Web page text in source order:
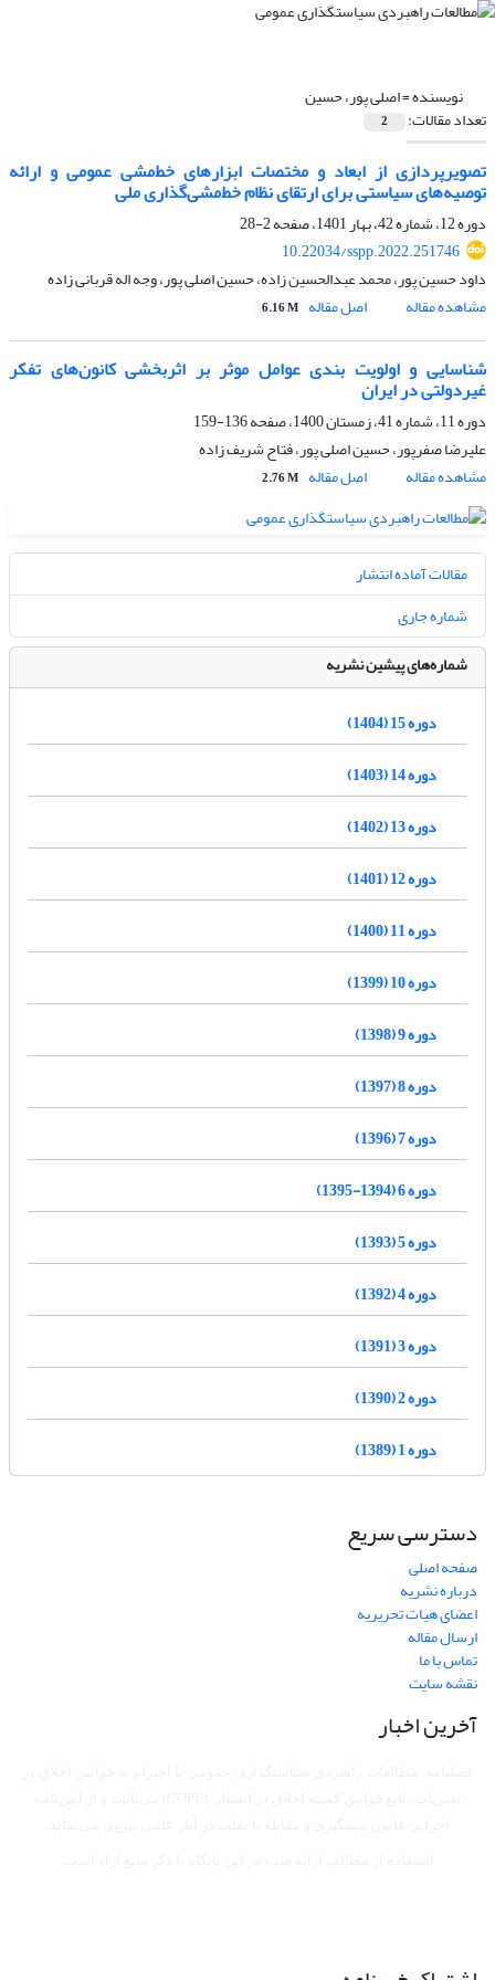
نویسنده =اصلی پور، حسین
تعداد مقالات: 2
تصویرپردازی از ابعاد و مختصات ابزارهای خط‌مشی عمومی و ارائه
توصیه‌های سیاستی برای ارتقای نظام خط‌مشی‌گذاری ملی
دوره 12، شماره 42، بهار 1401، صفحه
2-28
10.22034/sspp.2022.251746
داود حسین پور، محمد عبدالحسین زاده، حسین اصلی پور، وجه اله قربانی زاده
مشاهده مقاله
اصل مقاله 6.16 M
شناسایی و اولویت بندی عوامل موثر بر اثربخشی کانون‌های تفکر
غیردولتی در ایران
دوره 11، شماره 41، زمستان 1400، صفحه
136-159
علیرضا صفرپور، حسین اصلی پور، فتاح شریف زاده
مشاهده مقاله
اصل مقاله 2.76 M
مقالات آماده انتشار
شماره جاری
شماره‌های پیشین نشریه
دوره 15 (1404)
دوره 14 (1403)
دوره 13 (1402)
دوره 12 (1401)
دوره 11 (1400)
دوره 10 (1399)
دوره 9 (1398)
دوره 8 (1397)
دوره 7 (1396)
دوره 6 (1394-1395)
دوره 5 (1393)
دوره 4 (1392)
دوره 3 (1391)
دوره 2 (1390)
دوره 1 (1389)
دسترسی سریع
صفحه اصلی
درباره نشریه
اعضای هیات تحریریه
ارسال مقاله
تماس با ما
نقشه سایت
آخرین اخبار